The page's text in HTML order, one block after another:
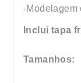
-Modelagem
Inclui tapa
Tamanhos: